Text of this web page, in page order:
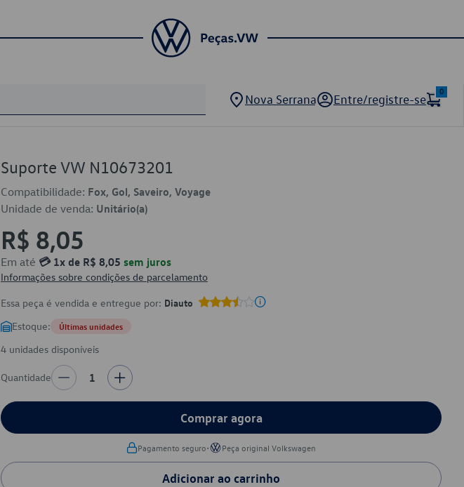
Nova Serrana Entre/registre-se
0
Suporte VW N10673201
Compatibilidade: Fox, Gol, Saveiro, Voyage
Unidade de venda: Unitário(a)
R$ 8,05
Em até 💳 1x de R$ 8,05 sem juros
Informações sobre condições de parcelamento
Essa peça é vendida e entregue por: Diauto
Estoque: Últimas unidades
4 unidades disponíveis
Quantidade 1
Comprar agora
Pagamento seguro• Peça original Volkswagen
Adicionar ao carrinho